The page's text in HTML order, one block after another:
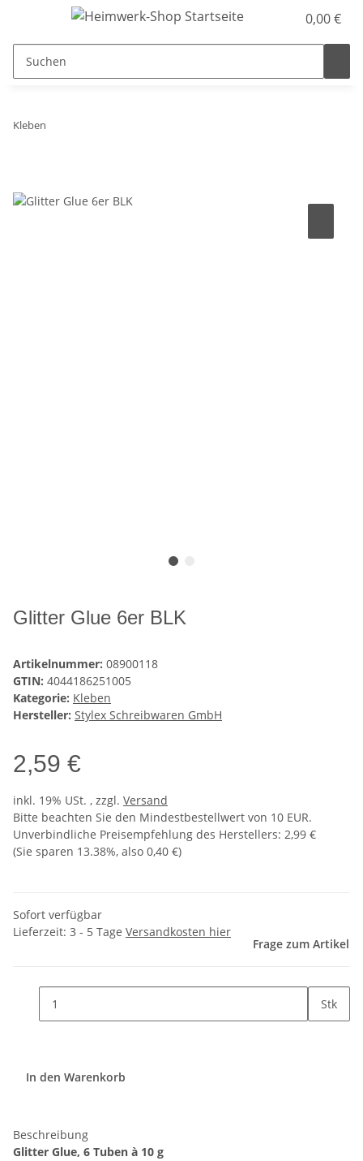
0,00 €
Kleben
Glitter Glue 6er BLK
Artikelnummer: 08900118
GTIN: 4044186251005
Kategorie: Kleben
Hersteller: Stylex Schreibwaren GmbH
2,59 €
inkl. 19% USt. , zzgl. Versand
Bitte beachten Sie den Mindestbestellwert von 10 EUR.
Unverbindliche Preisempfehlung des Herstellers: 2,99 €
(Sie sparen 13.38%, also 0,40 €)
Sofort verfügbar
Lieferzeit: 3 - 5 Tage Versandkosten hier
Frage zum Artikel
Stk
In den Warenkorb
Beschreibung
Glitter Glue, 6 Tuben à 10 g